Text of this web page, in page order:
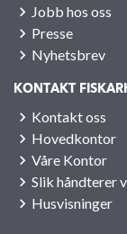
Jobb hos oss
Presse
Nyhetsbrev
KONTAKT
Kontakt oss
Hovedkontor
Våre Kontor
Slik håndterer
Husvisninger